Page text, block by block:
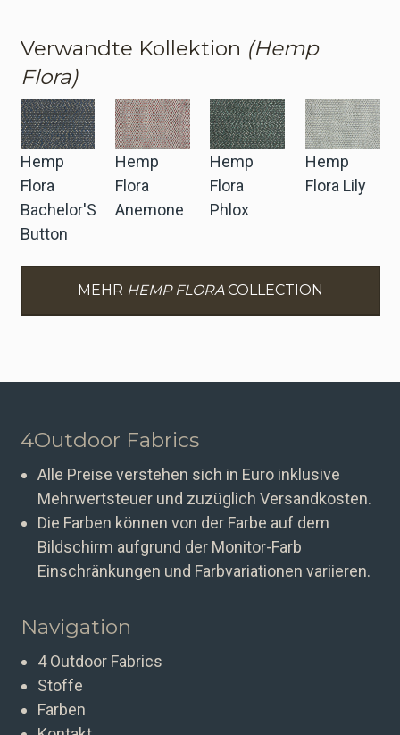
Verwandte Kollektion (Hemp
Flora)
Hemp
Flora
Bachelor'S
Button
Hemp
Flora
Anemone
Hemp
Flora
Phlox
Hemp
Flora Lily
MEHR HEMP FLORACOLLECTION
4Outdoor Fabrics
Alle Preise verstehen sich in Euro inklusive
Mehrwertsteuer und zuzüglich Versandkosten.
Die Farben können von der Farbe auf dem
Bildschirm aufgrund der Monitor-Farb
Einschränkungen und Farbvariationen variieren.
Navigation
4 Outdoor Fabrics
Stoffe
Farben